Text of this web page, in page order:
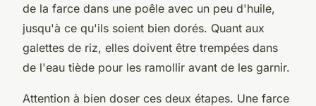
de la farce dans une poêle avec un peu d'huile,
jusqu'à ce qu'ils soient bien dorés. Quant aux
galettes de riz, elles doivent être trempées dans
de l'eau tiède pour les ramollir avant de les garnir.
Attention à bien doser ces deux étapes. Une farce